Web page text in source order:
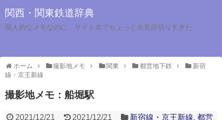
関西・関東鉄道辞典
個人的なメモなのに、サイト名でちょっと大見得切りすぎた
ホーム 撮影地メモ 関東 都営地下鉄
新宿
線・京王新線
撮影地メモ：船堀駅
2021/12/21 2021/12/21 新宿線・京王新線,都営